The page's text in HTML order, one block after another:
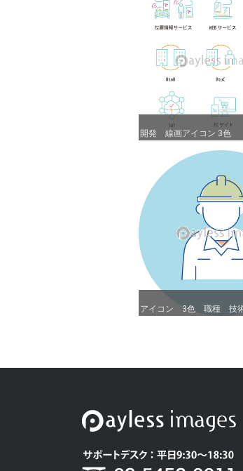
開発 線画アイコン 3色
開発 線画アイコン 3色
アイコン 3色 職種 技
アイコン 3色 職種 技